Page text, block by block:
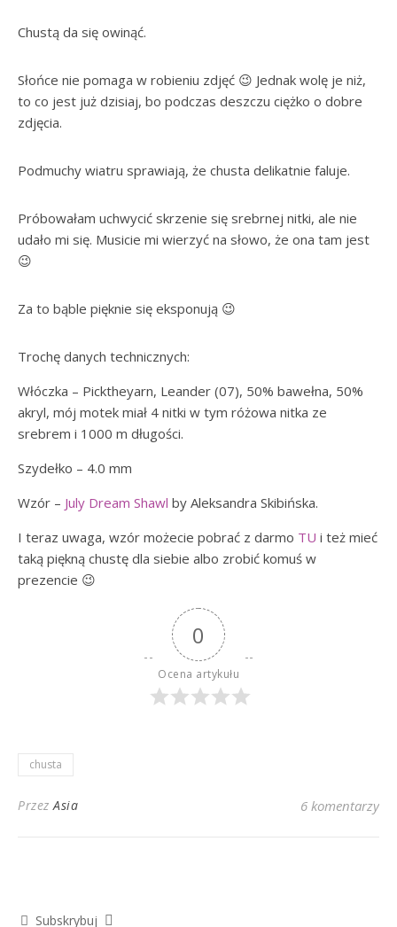
Chustą da się owinąć.
Słońce nie pomaga w robieniu zdjęć 😉 Jednak wolę je niż,
to co jest już dzisiaj, bo podczas deszczu ciężko o dobre
zdjęcia.
Podmuchy wiatru sprawiają, że chusta delikatnie faluje.
Próbowałam uchwycić skrzenie się srebrnej nitki, ale nie
udało mi się. Musicie mi wierzyć na słowo, że ona tam jest
😉
Za to bąble pięknie się eksponują 😉
Trochę danych technicznych:
Włóczka – Picktheyarn, Leander (07), 50% bawełna, 50%
akryl, mój motek miał 4 nitki w tym różowa nitka ze
srebrem i 1000 m długości.
Szydełko – 4.0 mm
Wzór – July Dream Shawl by Aleksandra Skibińska.
I teraz uwaga, wzór możecie pobrać z darmo TU i też mieć
taką piękną chustę dla siebie albo zrobić komuś w
prezencie 😉
0
Ocena artykułu
chusta
PrzezAsia 6 komentarzy
Subskrybuj